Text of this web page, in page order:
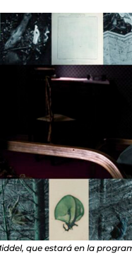
que estará en la